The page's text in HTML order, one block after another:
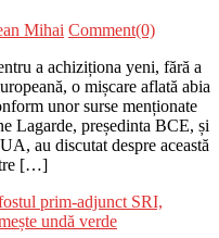
Mihai Comment(0)
a achiziționa yeni, fără a
o mișcare aflată abia
unor surse menționate
Lagarde, președinta BCE, și
au discutat despre această
[…]